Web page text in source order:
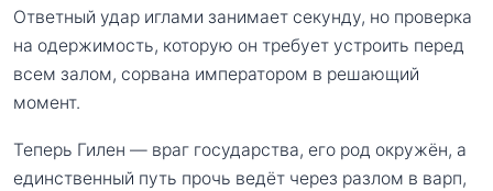
Ответный удар иглами занимает секунду, но проверка
на одержимость, которую он требует устроить перед
всем залом, сорвана императором в решающий
момент.
Теперь Гилен — враг государства, его род окружён, а
единственный путь прочь ведёт через разлом в варп,